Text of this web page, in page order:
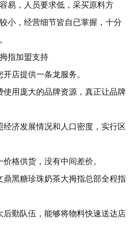
易，人员要求低，采买原料方
小，经营细节皆自已掌握，十分
指加盟支持
店提供一条龙服务。
使用庞大的品牌资源，真正让品牌
经济发展情况和人口密度，实行区
格供货，没有中间差价。
鼎黑糖珍珠奶茶大拇指总部全程指
后勤队伍，能够将物料快速送达店